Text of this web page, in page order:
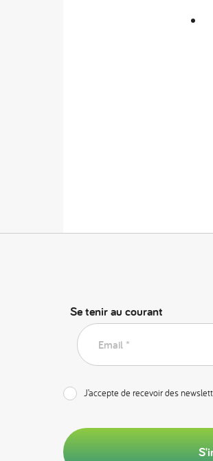
Se tenir au courant
Email *
J’accepte de recevoir des